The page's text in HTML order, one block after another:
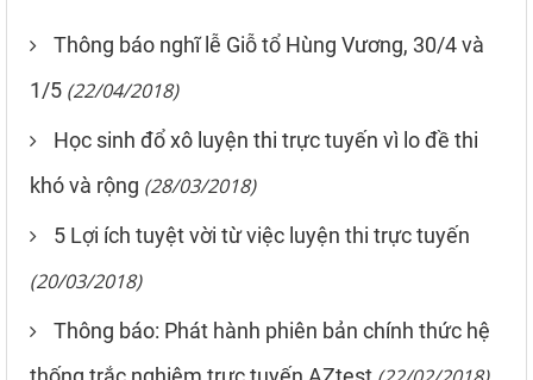
Thông báo nghĩ lễ Giỗ tổ Hùng Vương, 30/4 và
1/5 (22/04/2018)
Học sinh đổ xô luyện thi trực tuyến vì lo đề thi
khó và rộng (28/03/2018)
5 Lợi ích tuyệt vời từ việc luyện thi trực tuyến
(20/03/2018)
Thông báo: Phát hành phiên bản chính thức hệ